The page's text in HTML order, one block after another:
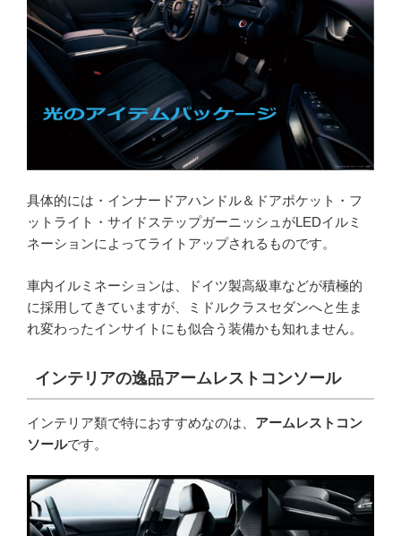
具体的には・インナードアハンドル＆ドアポケット・フ
ットライト・サイドステップガーニッシュがLEDイルミ
ネーションによってライトアップされるものです。
車内イルミネーションは、ドイツ製高級車などが積極的
に採用してきていますが、ミドルクラスセダンへと生ま
れ変わったインサイトにも似合う装備かも知れません。
インテリアの逸品アームレストコンソール
インテリア類で特におすすめなのは、 アームレストコン
ソールです。